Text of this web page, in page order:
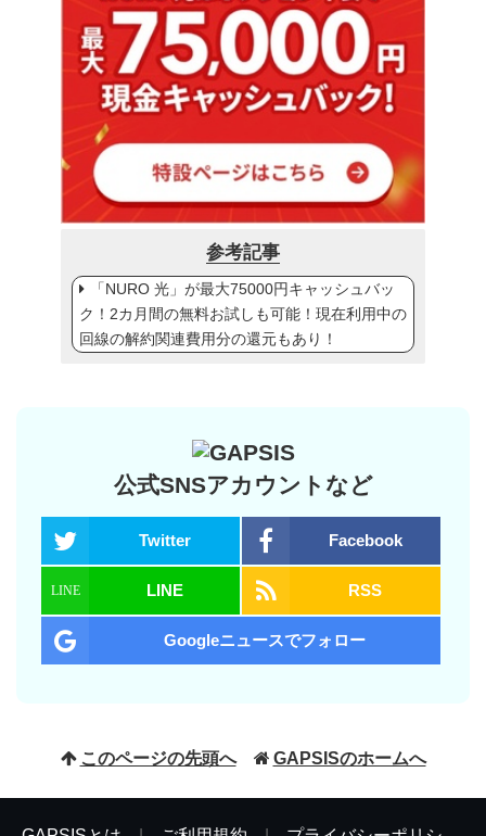
参考記事
「NURO 光」が最大75000円キャッシュバッ
ク！2カ月間の無料お試しも可能！現在利用中の
回線の解約関連費用分の還元もあり！
公式SNSアカウントなど
Twitter Facebook
LINE RSS
Googleニュースでフォロー
このページの先頭へ GAPSISのホームへ